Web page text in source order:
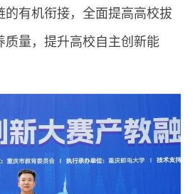
的有机衔接，全面提高高校拔
质量，提升高校自主创新能